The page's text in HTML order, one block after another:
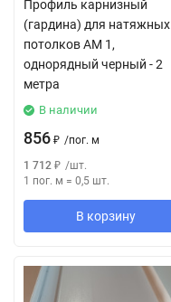
Профиль карнизный
(гардина) для натяжных
потолков АМ 1,
однорядный черный - 2
метра
В наличии
856 ₽ /пог. м
1 712 ₽ /шт.
1 пог. м = 0,5 шт.
В корзину